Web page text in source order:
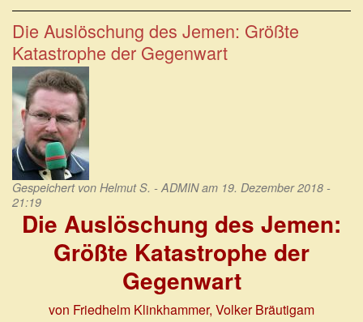
Sanktionen:
Trump
will
die
vollständige
Autarkie
der
USA
erzwingen
Die Auslöschung des Jemen: Größte
Katastrophe der Gegenwart
Gespeichert von Helmut S. - ADMINam 19. Dezember 2018 -
21:19
Die Auslöschung des Jemen:
Größte Katastrophe der
Gegenwart
von Friedhelm Klinkhammer, Volker Bräutigam